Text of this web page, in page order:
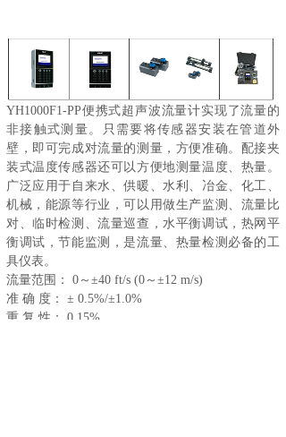
YH1000F1-PP便携式超声波流量计实现了流量的
非接触式测量。只需要将传感器安装在管道外
壁，即可完成对流量的测量，方便准确。配接夹
装式温度传感器还可以方便地测量温度、热量。
广泛应用于自来水、供暖、水利、冶金、化工、
机械，能源等行业，可以用做生产监测、流量比
对、临时检测、流量巡查，水平衡调试，热网平
衡调试，节能监测，是流量、热量检测必备的工
具仪表。
流量范围： 0～±40 ft/s (0～±12 m/s)
准 确 度： ± 0.5%/±1.0%
重 复 性： 0.15%